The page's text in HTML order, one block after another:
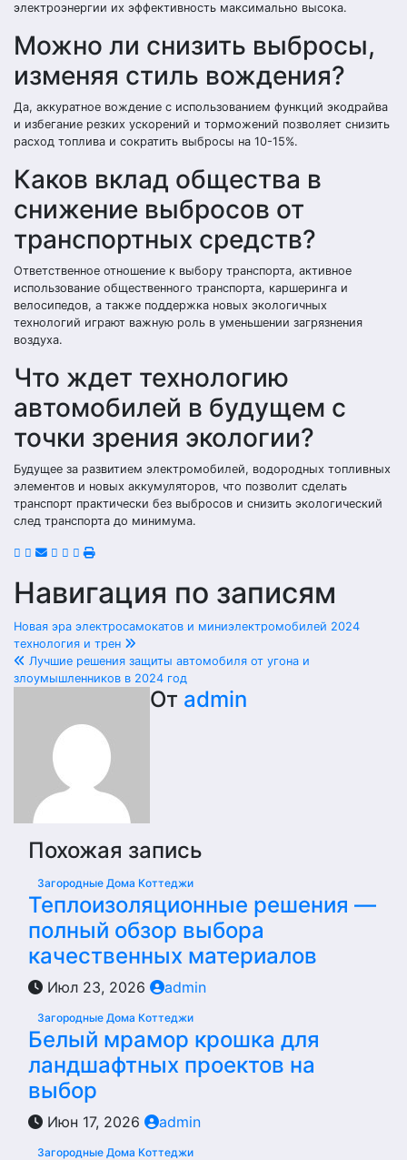
электроэнергии их эффективность максимально высока.
Можно ли снизить выбросы,
изменяя стиль вождения?
Да, аккуратное вождение с использованием функций экодрайва
и избегание резких ускорений и торможений позволяет снизить
расход топлива и сократить выбросы на 10-15%.
Каков вклад общества в
снижение выбросов от
транспортных средств?
Ответственное отношение к выбору транспорта, активное
использование общественного транспорта, каршеринга и
велосипедов, а также поддержка новых экологичных
технологий играют важную роль в уменьшении загрязнения
воздуха.
Что ждет технологию
автомобилей в будущем с
точки зрения экологии?
Будущее за развитием электромобилей, водородных топливных
элементов и новых аккумуляторов, что позволит сделать
транспорт практически без выбросов и снизить экологический
след транспорта до минимума.
Навигация по записям
Новая эра электросамокатов и миниэлектромобилей 2024
технология и трен
Лучшие решения защиты автомобиля от угона и
злоумышленников в 2024 год
От admin
Похожая запись
Загородные Дома Коттеджи
Теплоизоляционные решения —
полный обзор выбора
качественных материалов
Июл 23, 2026 admin
Загородные Дома Коттеджи
Белый мрамор крошка для
ландшафтных проектов на
выбор
Июн 17, 2026 admin
Загородные Дома Коттеджи